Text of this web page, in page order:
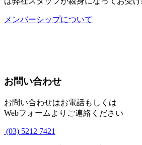
メンバーシップについて
お問い合わせ
お問い合わせはお電話もしくは
Webフォームよりご連絡ください
(03) 5212 7421